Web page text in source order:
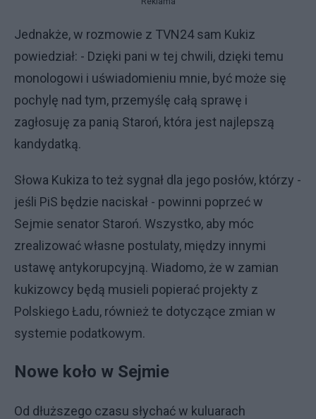
Jednakże, w rozmowie z TVN24 sam Kukiz
powiedział: - Dzięki pani w tej chwili, dzięki temu
monologowi i uświadomieniu mnie, być może się
pochylę nad tym, przemyślę całą sprawę i
zagłosuję za panią Staroń, która jest najlepszą
kandydatką.
Słowa Kukiza to też sygnał dla jego posłów, którzy -
jeśli PiS będzie naciskał - powinni poprzeć w
Sejmie senator Staroń. Wszystko, aby móc
zrealizować własne postulaty, między innymi
ustawę antykorupcyjną. Wiadomo, że w zamian
kukizowcy będą musieli popierać projekty z
Polskiego Ładu, również te dotyczące zmian w
systemie podatkowym.
Nowe koło w Sejmie
Od dłuższego czasu słychać w kuluarach